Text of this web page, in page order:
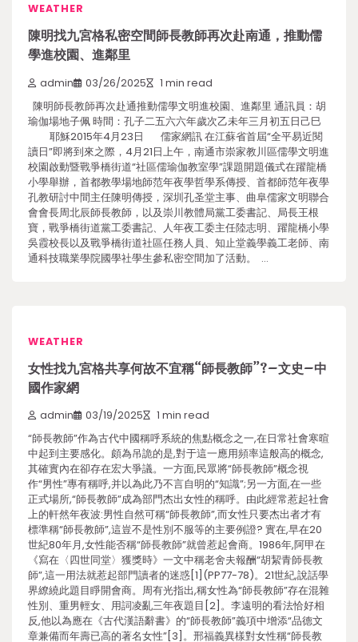
WEATHER
陳明找九宮格私密空間師長教師再次赴南通，推動儒
學進校園、進鄰里
admin 03/26/2025 1 min read
陳明師長教師再次赴通推動儒學文明進校園、進鄰里 通訊員：胡
瑜伽場地子佩 時間：孔子二五六六年歲次乙未年三月初五日己巳
耶穌2015年4月23日 儒家網訊 在江蘇省首屆“全平易近閱
讀日”即將到來之際，4月21日上午，南通市崇家教川區儒學文明進
校園啟動暨戰爭橋街道“社區儒瑜伽教室學”課題開題儀式在躍龍橋
小學舉辦，首都教學場地師范年夜學哲學系傳授、首都師范年夜學
孔教研討中間主任陳明傳授，深圳孔圣堂主事、曲阜儒家文明聯合
會會長周北辰師長教師，以及崇川教體局黨工委書記、局長王根
寶，戰爭橋街道黨工委書記、人年夜工委主任陸志明、躍龍橋小學
吳霞校長以及戰爭橋街道社區任務人員、知止堂義學義工老師、南
通科技職業學院國學社學生參私密空間加了活動。 …
WEATHER
女性找九宮格共享何故不宜稱“師長教師”?–文史–中
國作家網
admin 03/19/2025 1 min read
“師長教師”作為古代中國稱呼系統的焦點概念之一,在日常社會寒暄
中起到主要感化。頗為吊詭的是,對于這一應用頻率這般高的概念,
其確實內在卻存在宏大爭議。一方面,民眾將“師長教師”概念視
作“男性”專有稱呼,并以為此乃不言自明的“知識”;另一方面,在一些
正式場所,“師長教師”成為部門杰出女性的稱呼。由此經常惹起社會
上的軒然年夜波:男性自然可稱“師長教師”,而女性只要杰出者才有
標準稱“師長教師”,這豈不是性別不服等的主要例證? 實在,早在20
世紀80年月,女性能否稱“師長教師”就曾惹起會商。1986年,阿甲在
《寫在〈四世同堂〉獲獎時》一文中稱老舍夫報酬“胡絜青師長教
師”,這一用法就惹起部門讀者的迷惑[1](PP77-78)。21世紀,說話學
界繚繞此題目睜開會商。周有光指出,稱女性為“師長教師”存在混雜
性別、重男輕女、用詞凌亂三年夜題目[2]。李遠明的看法恰好相
反,他以為應在《古代漢語辭書》的“師長教師”義項中增添“品德文
章兼備而年壽已高的著名女性”[3]。邢福義異樣對女性稱“師長教